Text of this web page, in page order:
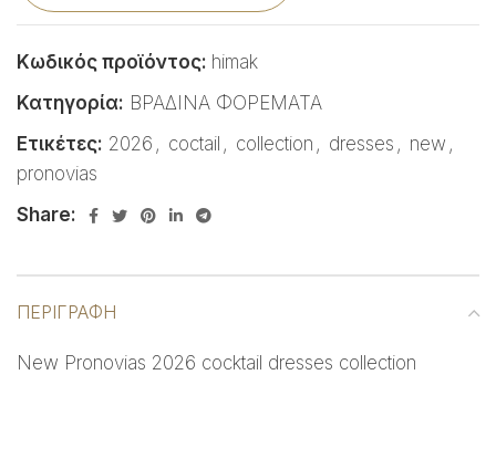
Κωδικός προϊόντος: himak
Κατηγορία: ΒΡΑΔΙΝΑ ΦΟΡΕΜΑΤΑ
Ετικέτες: 2026 , coctail , collection , dresses , new ,
pronovias
Share:
ΠΕΡΙΓΡΑΦΉ
New Pronovias 2026 cocktail dresses collection